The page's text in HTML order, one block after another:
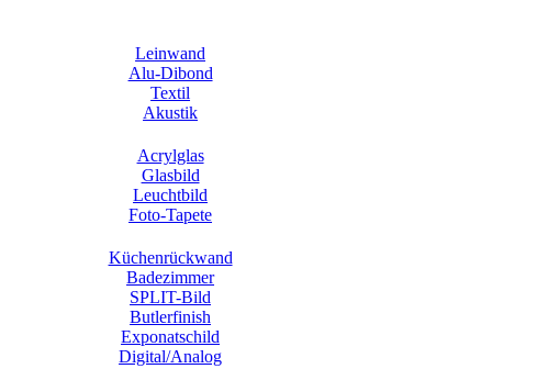
Leinwand
Alu-Dibond
Textil
Akustik
Acrylglas
Glasbild
Leuchtbild
Foto-Tapete
Küchenrückwand
Badezimmer
SPLIT-Bild
Butlerfinish
Exponatschild
Digital/Analog